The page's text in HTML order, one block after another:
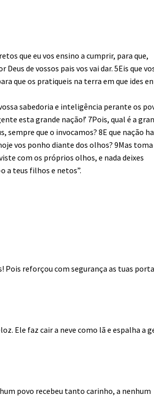
que eu vos ensino a cumprir, para que,
de vossos pais vos vai dar. 5Eis que
que os pratiqueis na terra em que ides
sabedoria e inteligência perante os
esta grande nação!’ 7Pois, qual é a
sempre que o invocamos? 8E que nação
vos ponho diante dos olhos? 9Mas toma
com os próprios olhos, e nada deixes
a teus filhos e netos”.
Pois reforçou com segurança as tuas
Ele faz cair a neve como lã e espalha a
povo recebeu tanto carinho, a nenhum